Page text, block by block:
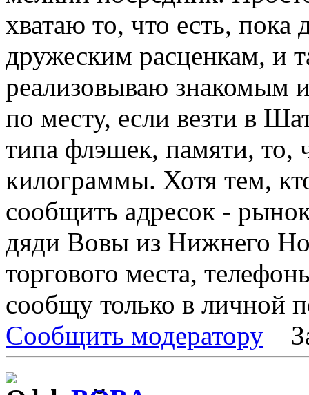
хватаю то, что есть, пока
дружеским расценкам, и
реализовываю знакомым
по месту, если везти в
типа флэшек, памяти, то,
килограммы. Хотя тем,
сообщить адресок -
дяди Вовы из Нижнего
торгового места,
сообщу только в личной
Сообщить модератору